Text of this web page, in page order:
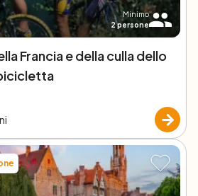
Minimo
2persone
Francia e della culla dello